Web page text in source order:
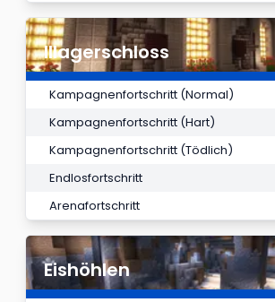
Illagerschloss
Kampagnenfortschritt (Normal)
Kampagnenfortschritt (Hart)
Kampagnenfortschritt (Tödlich)
Endlosfortschritt
Arenafortschritt
Eishöhlen